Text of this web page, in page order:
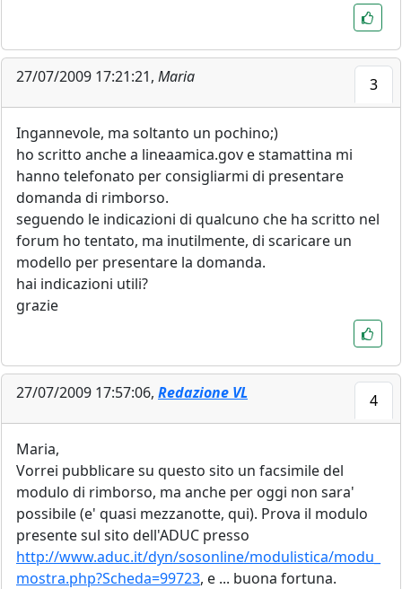
27/07/2009 17:21:21, Maria 3
Ingannevole, ma soltanto un pochino;)
ho scritto anche a lineaamica.gov e stamattina mi
hanno telefonato per consigliarmi di presentare
domanda di rimborso.
seguendo le indicazioni di qualcuno che ha scritto nel
forum ho tentato, ma inutilmente, di scaricare un
modello per presentare la domanda.
hai indicazioni utili?
grazie
27/07/2009 17:57:06, Redazione VL 4
Maria,
Vorrei pubblicare su questo sito un facsimile del
modulo di rimborso, ma anche per oggi non sara'
possibile (e' quasi mezzanotte, qui). Prova il modulo
presente sul sito dell'ADUC presso
http://www.aduc.it/dyn/sosonline/modulistica/modu_
mostra.php?Scheda=99723, e ... buona fortuna.